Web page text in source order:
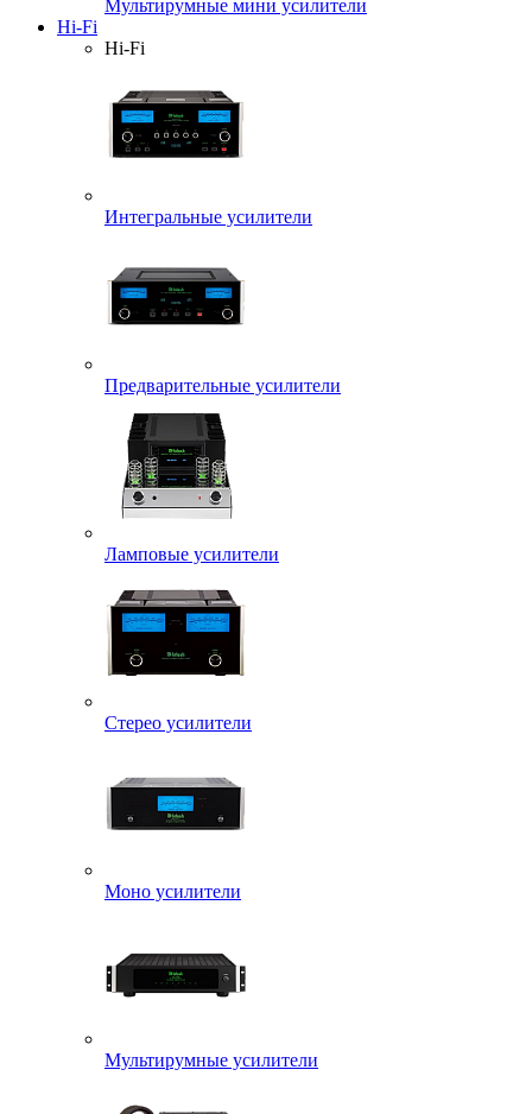
Мультирумные мини усилители
Hi-Fi
Hi-Fi
Интегральные усилители
Предварительные усилители
Ламповые усилители
Стерео усилители
Моно усилители
Мультирумные усилители